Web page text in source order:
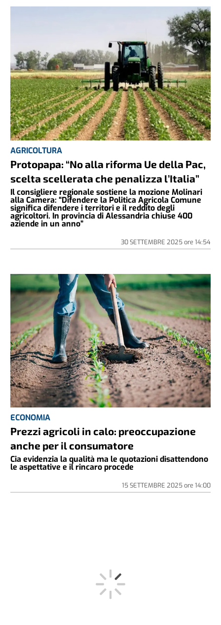
AGRICOLTURA
Protopapa: “No alla riforma Ue della Pac,
scelta scellerata che penalizza l’Italia”
Il consigliere regionale sostiene la mozione Molinari
alla Camera: “Difendere la Politica Agricola Comune
significa difendere i territori e il reddito degli
agricoltori. In provincia di Alessandria chiuse 400
aziende in un anno”
30 SETTEMBRE 2025ore 14:54
ECONOMIA
Prezzi agricoli in calo: preoccupazione
anche per il consumatore
Cia evidenzia la qualità ma le quotazioni disattendono
le aspettative e il rincaro procede
15 SETTEMBRE 2025ore 14:00